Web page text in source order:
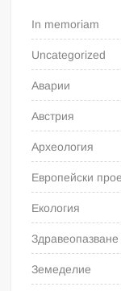
In memoriam
Uncategorized
Аварии
Австрия
Археология
Европейски
Екология
Здравеопазване
Земеделие